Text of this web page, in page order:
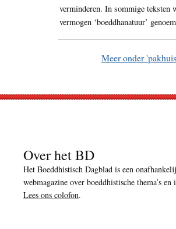
verminderen. In sommige teksten
vermogen ‘boeddhanatuur’
Meer onder
Over het BD
Het Boeddhistisch Dagblad is een
webmagazine over boeddhistische thema’s en
Lees ons colofon.